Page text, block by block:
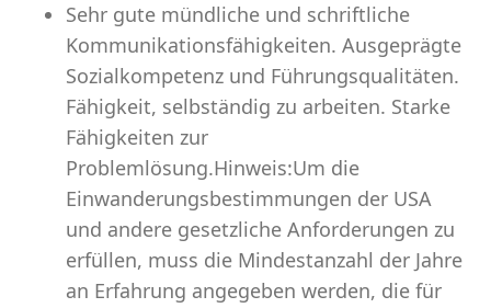
Sehr gute mündliche und schriftliche
Kommunikationsfähigkeiten. Ausgeprägte
Sozialkompetenz und Führungsqualitäten.
Fähigkeit, selbständig zu arbeiten. Starke
Fähigkeiten zur
Problemlösung.Hinweis:Um die
Einwanderungsbestimmungen der USA
und andere gesetzliche Anforderungen zu
erfüllen, muss die Mindestanzahl der Jahre
an Erfahrung angegeben werden, die für